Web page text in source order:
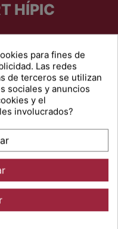
HÍPIC
nuestros clientes, y por
para fines de
Las redes
de terceros se utilizan
sociales y anuncios
y el
involucrados?